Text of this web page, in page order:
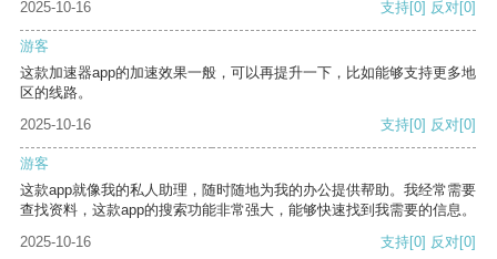
2025-10-16 支持[0] 反对[0]
游客
这款加速器app的加速效果一般，可以再提升一下，比如能够支持更多地
区的线路。
2025-10-16
支持[0] 反对[0]
游客
这款app就像我的私人助理，随时随地为我的办公提供帮助。我经常需要
查找资料，这款app的搜索功能非常强大，能够快速找到我需要的信息。
2025-10-16
支持[0] 反对[0]